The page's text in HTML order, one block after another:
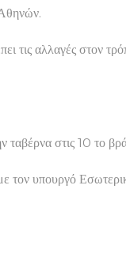
τις αλλαγές στον
ταβέρνα στις 10 το
τον υπουργό